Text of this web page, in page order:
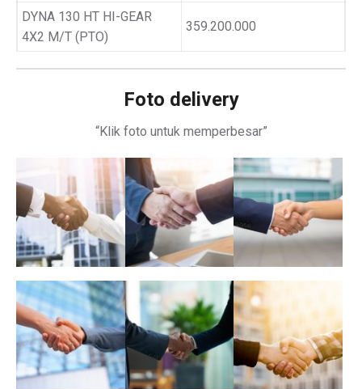
DYNA 130 HT HI-GEAR
4X2 M/T (PTO)
359.200.000
Foto delivery
“Klik foto untuk memperbesar”